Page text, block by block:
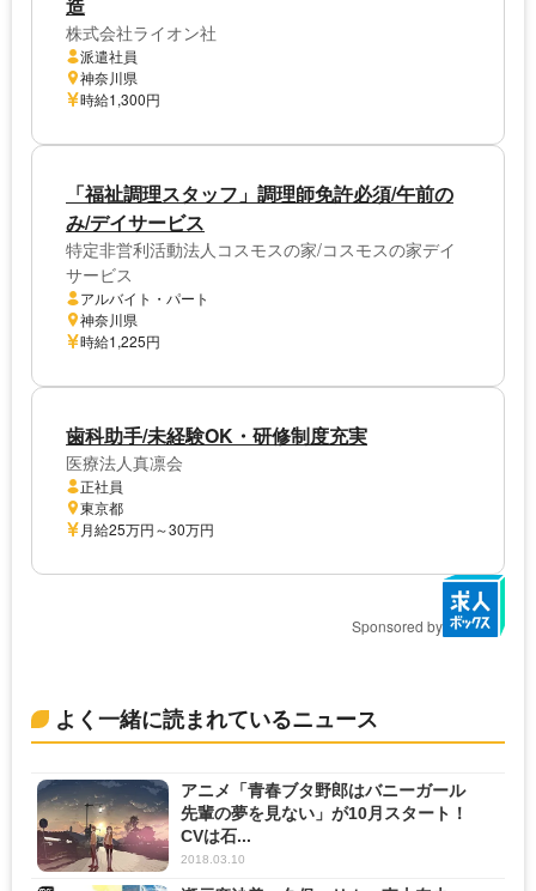
株式会社ライオン社
派遣社員
神奈川県
時給1,300円
「福祉調理スタッフ」調理師免許必須/午前の
み/デイサービス
特定非営利活動法人コスモスの家/コスモスの家デイ
サービス
アルバイト・パート
神奈川県
時給1,225円
歯科助手/未経験OK・研修制度充実
医療法人真凛会
正社員
東京都
月給25万円～30万円
Sponsored by
よく一緒に読まれているニュース
アニメ「青春ブタ野郎はバニーガール
先輩の夢を見ない」が10月スタート！
CVは石...
2018.03.10